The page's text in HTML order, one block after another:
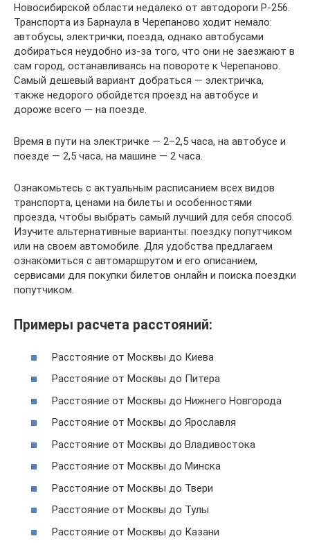
Новосибирской области недалеко от автодороги Р-256.
Транспорта из Барнаула в Черепаново ходит немало:
автобусы, электрички, поезда, однако автобусами
добираться неудобно из-за того, что они не заезжают в
сам город, останавливаясь на повороте к Черепаново.
Самый дешевый вариант добраться — электричка,
также недорого обойдется проезд на автобусе и
дороже всего — на поезде.
Время в пути на электричке — 2–2,5 часа, на автобусе и
поезде — 2,5 часа, на машине — 2 часа.
Ознакомьтесь с актуальным расписанием всех видов
транспорта, ценами на билеты и особенностями
проезда, чтобы выбрать самый лучший для себя способ.
Изучите альтернативные варианты: поездку попутчиком
или на своем автомобиле. Для удобства предлагаем
ознакомиться с автомаршрутом и его описанием,
сервисами для покупки билетов онлайн и поиска поездки
попутчиком.
Примеры расчета расстояний:
Расстояние от Москвы до Киева
Расстояние от Москвы до Питера
Расстояние от Москвы до Нижнего Новгорода
Расстояние от Москвы до Ярославля
Расстояние от Москвы до Владивостока
Расстояние от Москвы до Минска
Расстояние от Москвы до Твери
Расстояние от Москвы до Тулы
Расстояние от Москвы до Казани